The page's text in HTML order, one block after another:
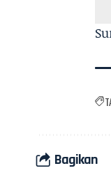
Bagikan